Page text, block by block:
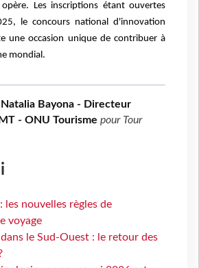
Les inscriptions étant ouvertes
le concours national d'innovation
une occasion unique de contribuer à
mondial.
Natalia Bayona - Directeur
- ONU Tourisme pour Tour
les nouvelles règles de
voyage
dans le Sud-Ouest : le retour des